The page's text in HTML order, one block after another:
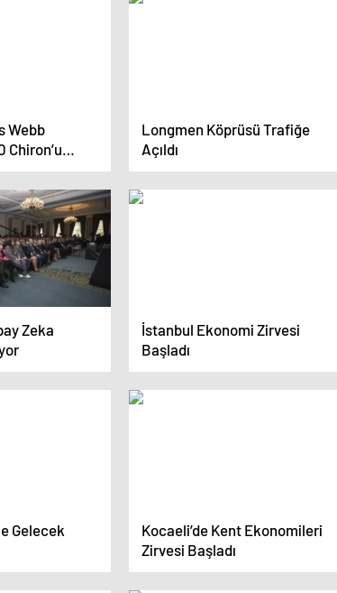
Webb
Chiron’u
Longmen Köprüsü Trafiğe
Açıldı
Zeka
İstanbul Ekonomi Zirvesi
Başladı
Gelecek
Kocaeli’de Kent Ekonomileri
Zirvesi Başladı